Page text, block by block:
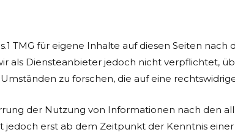
TMG für eigene Inhalte auf diesen Seiten nach
als Diensteanbieter jedoch nicht verpflichtet,
zu forschen, die auf eine
der Nutzung von Informationen nach den
jedoch erst ab dem Zeitpunkt der Kenntnis